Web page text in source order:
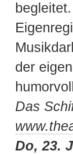
der
Das
Do, 23.